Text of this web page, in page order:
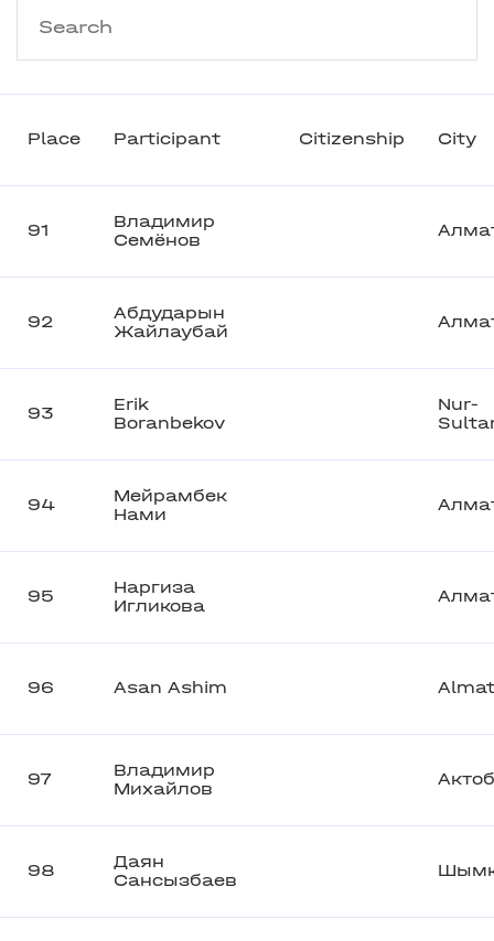
Place Participant Citizenship City
91
Владимир
Семёнов
92
Абдударын
Жайлаубай
93
Erik
Boranbekov
Nur-
94
Мейрамбек
Нами
95
Наргиза
Игликова
96 Asan Ashim
97
Владимир
Михайлов
98
Даян
Сансызбаев